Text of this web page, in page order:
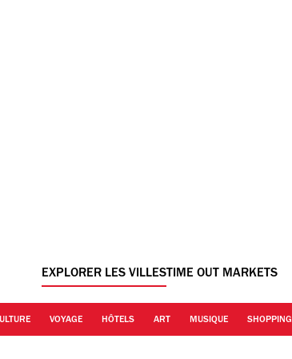
EXPLORER LES VILLESTIME OUT MARKETS
VOYAGE HÔTELS ART MUSIQUE SHOPPING